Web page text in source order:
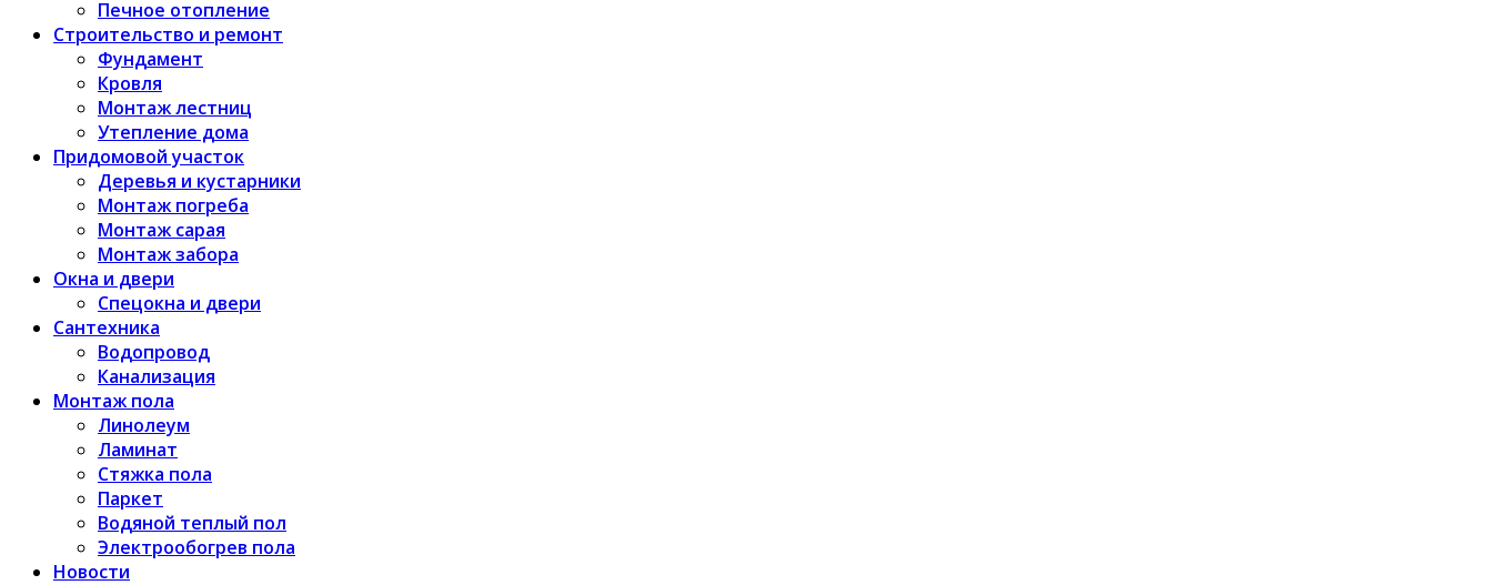
Печное отопление
Строительство и ремонт
Фундамент
Кровля
Монтаж лестниц
Утепление дома
Придомовой участок
Деревья и кустарники
Монтаж погреба
Монтаж сарая
Монтаж забора
Окна и двери
Спецокна и двери
Сантехника
Водопровод
Канализация
Монтаж пола
Линолеум
Ламинат
Стяжка пола
Паркет
Водяной теплый пол
Электрообогрев пола
Новости